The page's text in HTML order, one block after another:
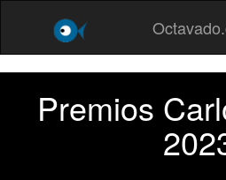
Premios